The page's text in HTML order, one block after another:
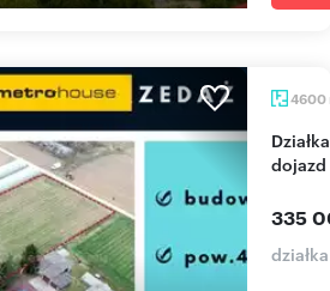
4600
Działka 4700 m² pod dom/inwestycję, media,
dojazd
335